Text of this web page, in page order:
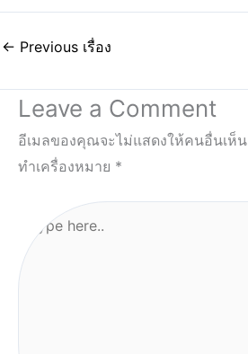
← Previous เรื่อง
Leave a Comment
อีเมลของคุณจะไม่แสดงให้คนอื่นเห็น
ทำเครื่องหมาย *
here..